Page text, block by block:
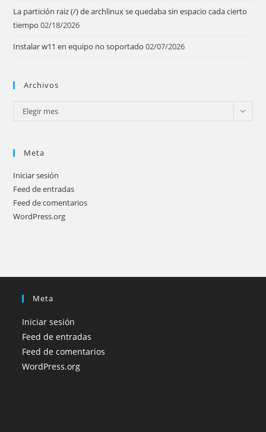
La partición raiz (/) de archlinux se quedaba sin espacio cada cierto
tiempo 02/18/2026
Instalar w11 en equipo no soportado 02/07/2026
Archivos
Archivos
Elegir mes
Meta
Iniciar sesión
Feed de entradas
Feed de comentarios
WordPress.org
Meta
Iniciar sesión
Feed de entradas
Feed de comentarios
WordPress.org